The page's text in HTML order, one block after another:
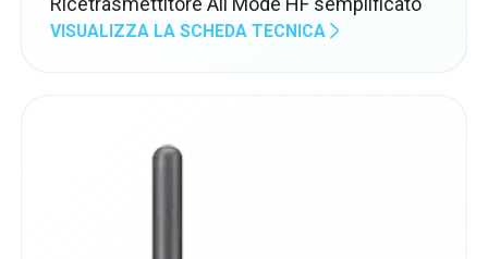
VISUALIZZA LA SCHEDA TECNICA